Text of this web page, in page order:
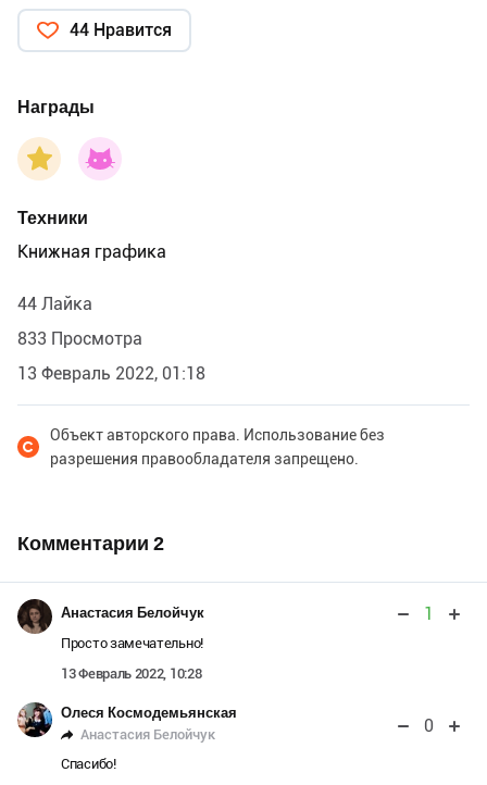
44 Нравится
Награды
Техники
Книжная графика
44 Лайка
833 Просмотра
13 Февраль 2022, 01:18
Объект авторского права. Использование без
разрешения правообладателя запрещено.
Комментарии 2
Анастасия Белойчук 1
Просто замечательно!
13 Февраль 2022, 10:28
Олеся Космодемьянская
Анастасия Белойчук
0
Спасибо!